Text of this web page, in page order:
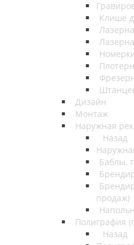
Клише
Дизайн
Монтаж
Наружная
Назад
Баблы,
продаж)
Полиграфия
Назад